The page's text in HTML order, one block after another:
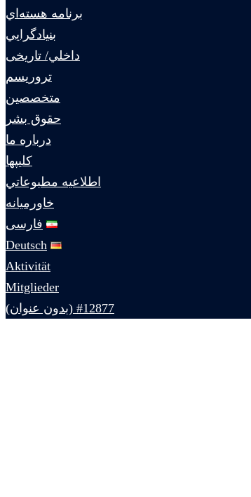
برنامه هسته‌اي
بنيادگرايي
داخلي/ تاریخی
تروريسم
متخصصين
حقوق بشر
درباره ما
كليپها
اطلاعيه مطبوعاتي
خاورميانه
فارسی
Deutsch
Aktivität
Mitglieder
#12877 (بدون عنوان)